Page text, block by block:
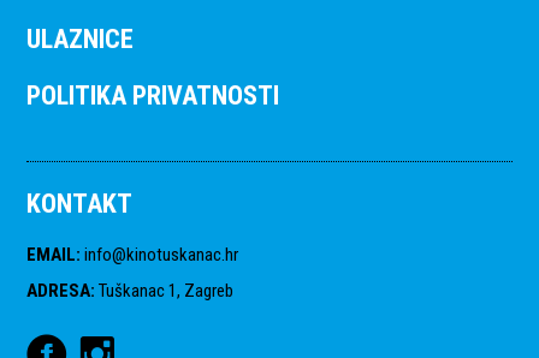
ULAZNICE
POLITIKA PRIVATNOSTI
KONTAKT
EMAIL: info@kinotuskanac.hr
ADRESA: Tuškanac 1, Zagreb